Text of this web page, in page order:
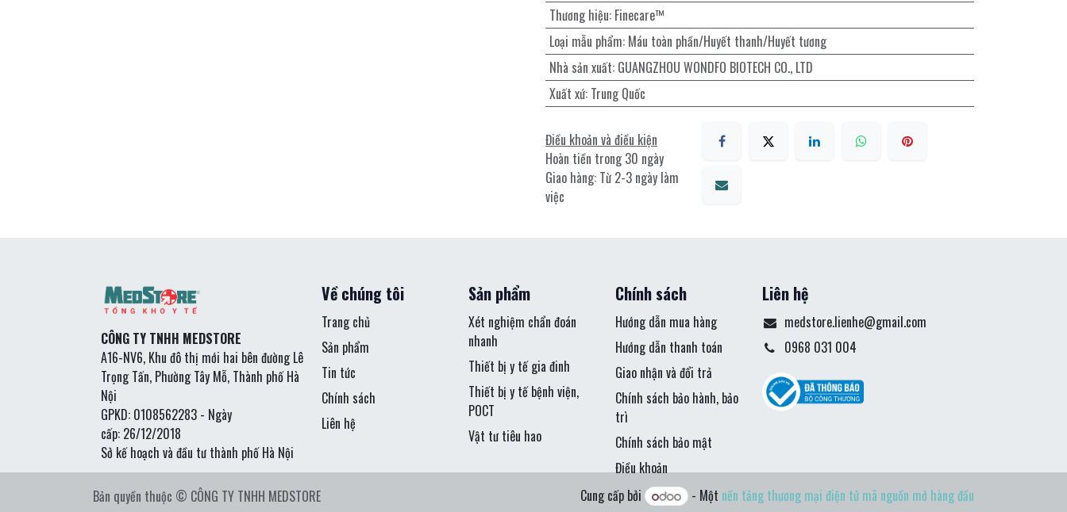
Thương hiệu: Finecare™
Loại mẫu phẩm: Máu toàn phần/Huyết thanh/Huyết tương
Nhà sản xuất: GUANGZHOU WONDFO BIOTECH CO., LTD
Xuất xứ: Trung Quốc
Điều khoản và điều kiện
Hoàn tiền trong 30 ngày
Giao hàng: Từ 2-3 ngày làm
việc
Chính sách
Hướng dẫn mua hàng
Hướng dẫn thanh toán
Giao nhận và đổi trả
Chính sách bảo hành, bảo
trì
Chính sách bảo mật
Điều khoản
CÔNG TY TNHH MEDSTORE
A16-NV6, Khu đô thị mới hai bên đường Lê
Trọng Tấn, Phường Tây Mỗ, Thành phố Hà
Nội
GPKD: 0108562283 - Ngày
cấp: 26/12/2018
Sở kế hoạch và đầu tư thành phố Hà Nội
Về chúng tôi
Trang chủ
Sản phẩm
Tin tức
Chính sách
Liên hệ
Liên hệ
medstore.lienhe@gmail.com
0968 031 004
Sản phẩm
Xét nghiệm chẩn đoán
nhanh
Thiết bị y tế gia đinh
Thiết bị y tế bệnh viện,
POCT
Vật tư tiêu hao
Bản quyền thuộc © CÔNG TY TNHH MEDSTORE Cung cấp bởi - Một nền tảng thương mại điện tử mã nguồn mở hàng đầu